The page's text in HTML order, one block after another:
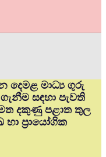
දෙමළ මාධ්‍ය ගුරු
සඳහා පැවති
දකුණු පළාත තුල
ප්‍රායෝගික